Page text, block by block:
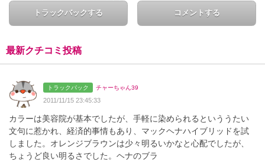
トラックバックする コメントする
最新クチコミ投稿
トラックバック チャーちゃん39
2011/11/15 23:45:33
カラーは美容院が基本でしたが、手軽に染められるといううたい
文句に惹かれ、経済的事情もあり、マックヘナハイブリッドを試
しました。オレンジブラウンは少々明るいかなと心配でしたが、
ちょうど良い明るさでした。ヘナのブラ